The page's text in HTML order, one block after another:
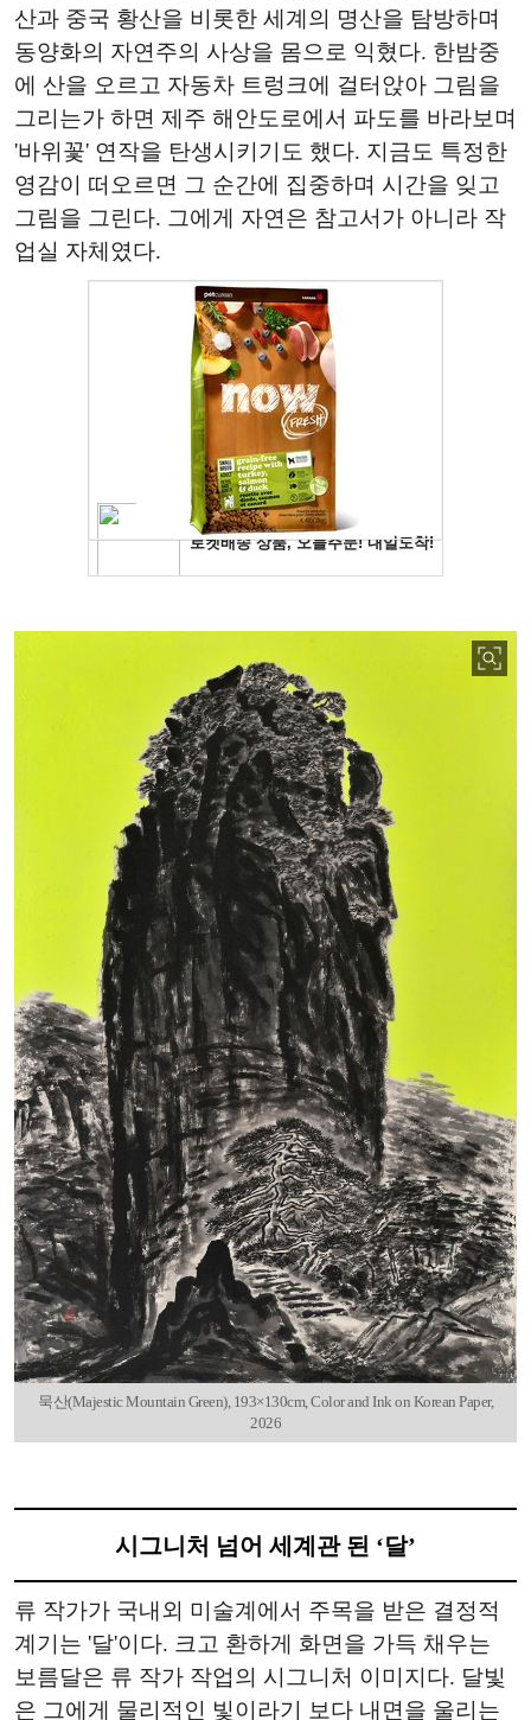
산과 중국 황산을 비롯한 세계의 명산을 탐방하며
동양화의 자연주의 사상을 몸으로 익혔다. 한밤중
에 산을 오르고 자동차 트렁크에 걸터앉아 그림을
그리는가 하면 제주 해안도로에서 파도를 바라보며
'바위꽃' 연작을 탄생시키기도 했다. 지금도 특정한
영감이 떠오르면 그 순간에 집중하며 시간을 잊고
그림을 그린다. 그에게 자연은 참고서가 아니라 작
업실 자체였다.
묵산(Majestic Mountain Green), 193×130cm, Color and Ink on Korean Paper,
2026
시그니처 넘어 세계관 된 ‘달’
류 작가가 국내외 미술계에서 주목을 받은 결정적
계기는 '달'이다. 크고 환하게 화면을 가득 채우는
보름달은 류 작가 작업의 시그니처 이미지다. 달빛
은 그에게 물리적인 빛이라기 보다 내면을 울리는